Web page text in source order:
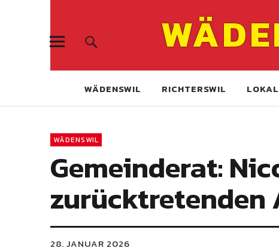
WÄDENSWIL RICHTERSWIL
WÄDENSWIL
Gemeinderat:
zurücktretenden
28. JANUAR 2026